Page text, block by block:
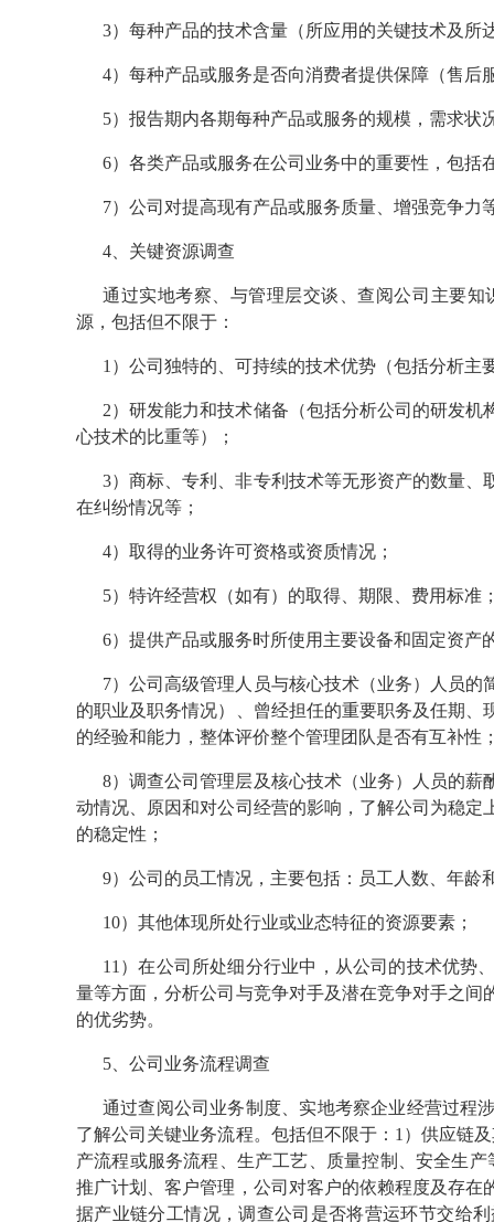
3）每种产品的技术含量（所应用的关键技术及所
4）每种产品或服务是否向消费者提供保障（售后
5）报告期内各期每种产品或服务的规模，需求状
6）各类产品或服务在公司业务中的重要性，包
7）公司对提高现有产品或服务质量、增强竞争
4、关键资源调查
通过实地考察、与管理层交谈、查阅公司主要
源，包括但不限于：
1）公司独特的、可持续的技术优势（包括分析
2）研发能力和技术储备（包括分析公司的研发
心技术的比重等）；
3）商标、专利、非专利技术等无形资产的数量
在纠纷情况等；
4）取得的业务许可资格或资质情况；
5）特许经营权（如有）的取得、期限、费用标准
6）提供产品或服务时所使用主要设备和固定资产
7）公司高级管理人员与核心技术（业务）人员
的职业及职务情况）、曾经担任的重要职务及任期
的经验和能力，整体评价整个管理团队是否有互补性
8）调查公司管理层及核心技术（业务）人员的
动情况、原因和对公司经营的影响，了解公司为稳
的稳定性；
9）公司的员工情况，主要包括：员工人数、年
10）其他体现所处行业或业态特征的资源要素；
11）在公司所处细分行业中，从公司的技术优势
量等方面，分析公司与竞争对手及潜在竞争对手之
的优劣势。
5、公司业务流程调查
通过查阅公司业务制度、实地考察企业经营过程
了解公司关键业务流程。包括但不限于：1）供应链
产流程或服务流程、生产工艺、质量控制、安全生
推广计划、客户管理，公司对客户的依赖程度及存
据产业链分工情况，调查公司是否将营运环节交给